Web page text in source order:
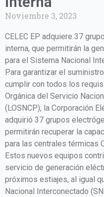
Noviembre 3, 2023
CELEC EP adquiere 37
interna, que permitirán la
para el Sistema Nacional
Para garantizar el
cumplir con todos los
Orgánica del Servicio
(LOSNCP), la Corporación
adquirió 37 grupos
permitirán recuperar la
para las centrales térmicas
Estos nuevos equipos
servicio de generación
próximos estiajes, al igual
Nacional Interconectado